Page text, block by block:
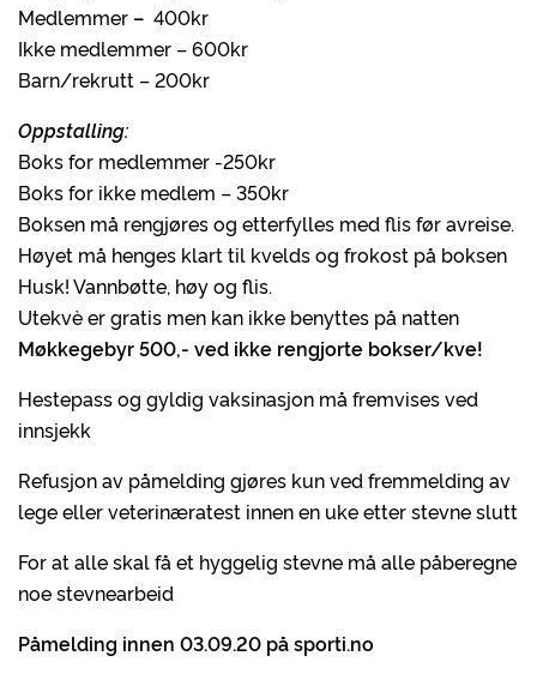
Medlemmer – 400kr
Ikke medlemmer – 600kr
Barn/rekrutt – 200kr
Oppstalling:
Boks for medlemmer -250kr
Boks for ikke medlem – 350kr
Boksen må rengjøres og etterfylles med flis før avreise.
Høyet må henges klart til kvelds og frokost på boksen
Husk! Vannbøtte, høy og flis.
Utekvè er gratis men kan ikke benyttes på natten
Møkkegebyr 500,- ved ikke rengjorte bokser/kve!
Hestepass og gyldig vaksinasjon må fremvises ved
innsjekk
Refusjon av påmelding gjøres kun ved fremmelding av
lege eller veterinæratest innen en uke etter stevne slutt
For at alle skal få et hyggelig stevne må alle påberegne
noe stevnearbeid
Påmelding innen 03.09.20 på sporti.no